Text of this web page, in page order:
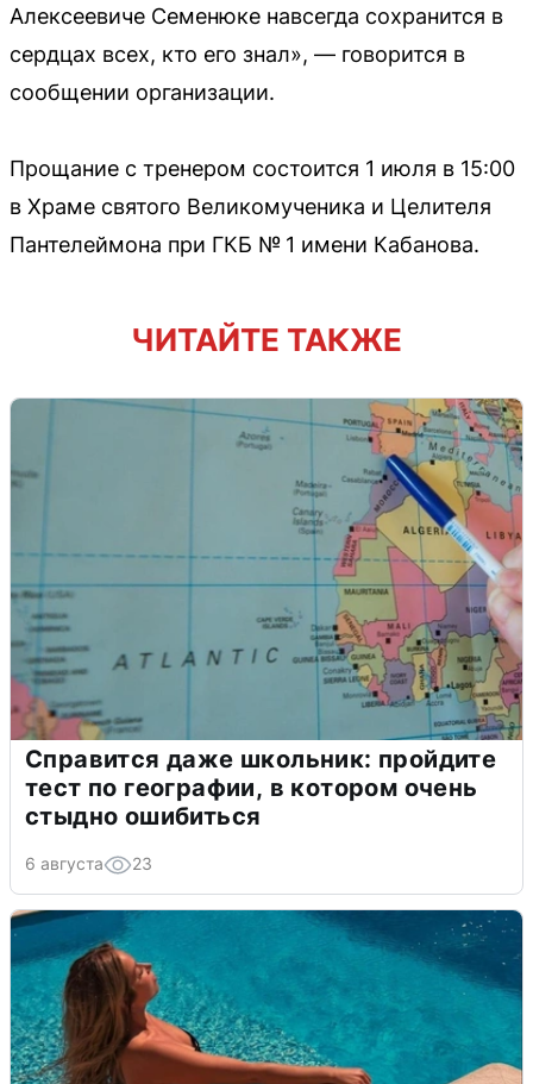
Алексеевиче Семенюке навсегда сохранится в
сердцах всех, кто его знал», — говорится в
сообщении организации.
Прощание с тренером состоится 1 июля в 15:00
в Храме святого Великомученика и Целителя
Пантелеймона при ГКБ № 1 имени Кабанова.
ЧИТАЙТЕ ТАКЖЕ
Справится даже школьник: пройдите
тест по географии, в котором очень
стыдно ошибиться
6 августа 23